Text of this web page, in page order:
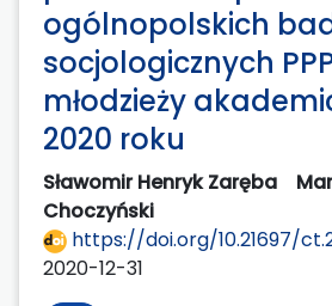
ogólnopolskich
socjologicznych
młodzieży
2020 roku
Sławomir Henryk Zaręba
Choczyński
https://doi.org/10.21697/
2020-12-31